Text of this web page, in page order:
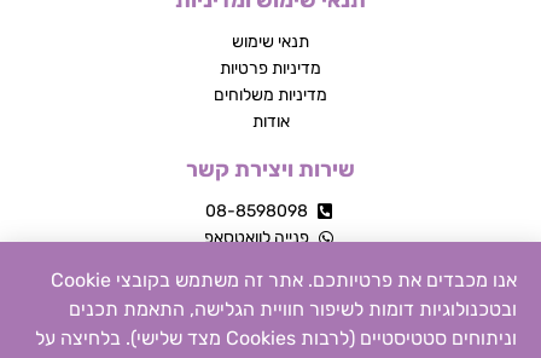
תנאי שימוש
מדיניות פרטיות
מדיניות משלוחים
אודות
שירות ויצירת קשר
08-8598098
פנייה לוואטסאפ
פייסבוק
אינסטגרם
צור קשר
אנו מכבדים את פרטיותכם. אתר זה משתמש בקובצי Cookie
ובטכנולוגיות דומות לשיפור חוויית הגלישה, התאמת תכנים
וניתוחים סטטיסטיים (לרבות Cookies מצד שלישי). בלחיצה על